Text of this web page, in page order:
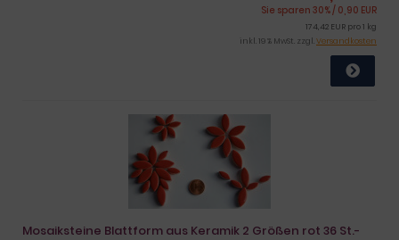
Sie sparen 30% / 0,90 EUR
174,42 EUR pro 1 kg
inkl. 19 % MwSt. zzgl.Versandkosten
Mosaiksteine Blattform aus Keramik 2 Größen rot 36 St.-